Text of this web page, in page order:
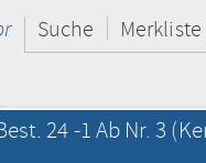
Suche Merkliste
24 -1 Ab Nr. 3